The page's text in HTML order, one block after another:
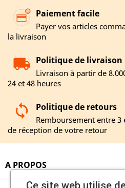
Paiement facile
Payer vos articles
la livraison
Politique de livraison
Livraison à partir de
24 et 48 heures
Politique de retours
Remboursement entre
de réception de votre retour
A PROPOS
Ce site web utilise